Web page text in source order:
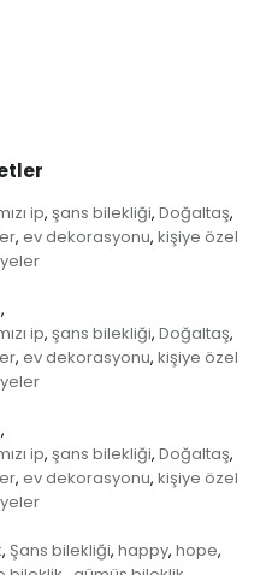
ip, şans bilekliği, Doğaltaş,
, ev dekorasyonu, kişiye özel
,
ip, şans bilekliği, Doğaltaş,
, ev dekorasyonu, kişiye özel
,
ip, şans bilekliği, Doğaltaş,
, ev dekorasyonu, kişiye özel
, Şans bilekliği, happy, hope,